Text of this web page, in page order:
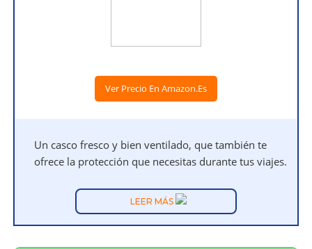
Ver Precio En Amazon.es
Un casco fresco y bien ventilado, que también te
ofrece la protección que necesitas durante tus viajes.
LEER MÁS